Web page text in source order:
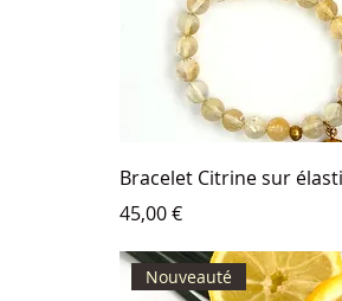
Bracelet Citrine sur
Prix
45,00 €
Nouveauté